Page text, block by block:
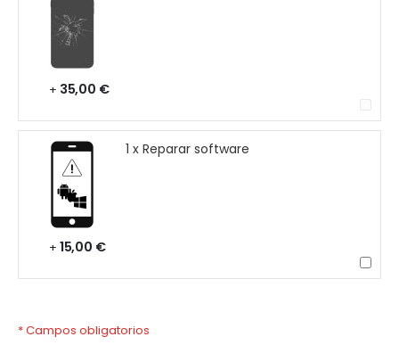
+ 35,00 €
1 x Reparar software
+ 15,00 €
* Campos obligatorios